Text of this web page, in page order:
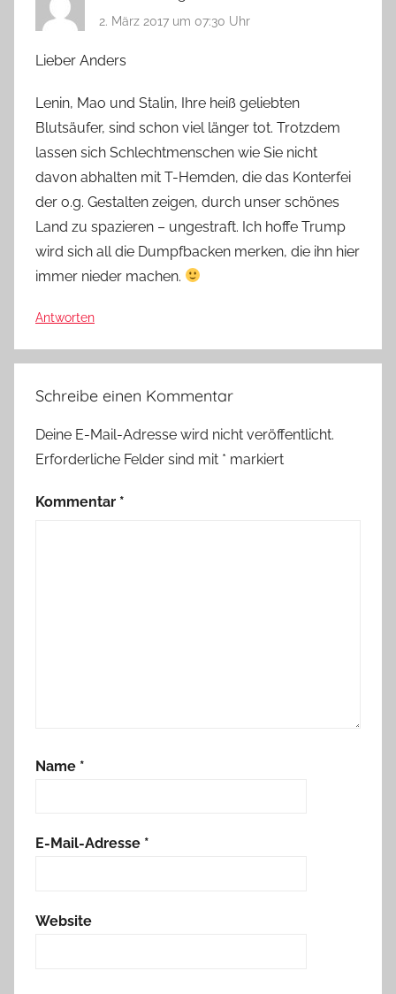
2. März 2017 um 07:30 Uhr
Lieber Anders
Lenin, Mao und Stalin, Ihre heiß geliebten
Blutsäufer, sind schon viel länger tot. Trotzdem
lassen sich Schlechtmenschen wie Sie nicht
davon abhalten mit T-Hemden, die das Konterfei
der o.g. Gestalten zeigen, durch unser schönes
Land zu spazieren – ungestraft. Ich hoffe Trump
wird sich all die Dumpfbacken merken, die ihn hier
immer nieder machen.
Antworten
Schreibe einen Kommentar
Deine E-Mail-Adresse wird nicht veröffentlicht.
Erforderliche Felder sind mit * markiert
Kommentar *
Name *
E-Mail-Adresse *
Website